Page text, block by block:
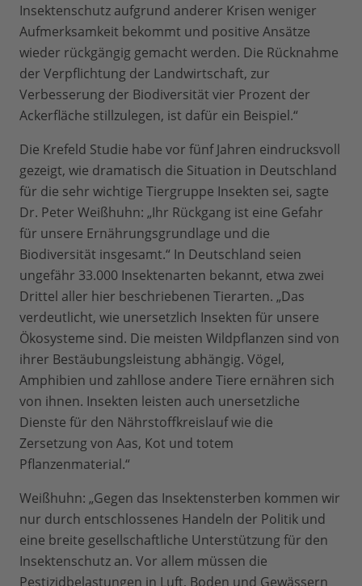
Insektenschutz aufgrund anderer Krisen weniger
Aufmerksamkeit bekommt und positive Ansätze
wieder rückgängig gemacht werden. Die Rücknahme
der Verpflichtung der Landwirtschaft, zur
Verbesserung der Biodiversität vier Prozent der
Ackerfläche stillzulegen, ist dafür ein Beispiel.“
Die Krefeld Studie habe vor fünf Jahren eindrucksvoll
gezeigt, wie dramatisch die Situation in Deutschland
für die sehr wichtige Tiergruppe Insekten sei, sagte
Dr. Peter Weißhuhn: „Ihr Rückgang ist eine Gefahr
für unsere Ernährungsgrundlage und die
Biodiversität insgesamt.“ In Deutschland seien
ungefähr 33.000 Insektenarten bekannt, etwa zwei
Drittel aller hier beschriebenen Tierarten. „Das
verdeutlicht, wie unersetzlich Insekten für unsere
Ökosysteme sind. Die meisten Wildpflanzen sind von
ihrer Bestäubungsleistung abhängig. Vögel,
Amphibien und zahllose andere Tiere ernähren sich
von ihnen. Insekten leisten auch unersetzliche
Dienste für den Nährstoffkreislauf wie die
Zersetzung von Aas, Kot und totem
Pflanzenmaterial.“
Weißhuhn: „Gegen das Insektensterben kommen wir
nur durch entschlossenes Handeln der Politik und
eine breite gesellschaftliche Unterstützung für den
Insektenschutz an. Vor allem müssen die
Pestizidbelastungen in Luft, Boden und Gewässern